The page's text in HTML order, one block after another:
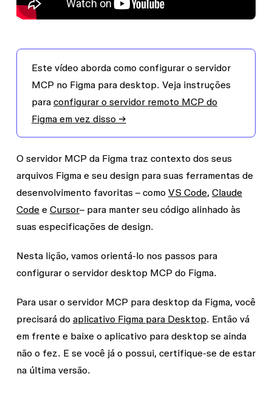
Este vídeo aborda como configurar o servidor
MCP no Figma para desktop. Veja instruções
para configurar o servidor remoto MCP do
Figma em vez disso →
O servidor MCP da Figma traz contexto dos seus
arquivos Figma e seu design para suas ferramentas de
desenvolvimento favoritas – como VS Code, Claude
Codee Cursor– para manter seu código alinhado às
suas especificações de design.
Nesta lição, vamos orientá-lo nos passos para
configurar o servidor desktop MCP do Figma.
Para usar o servidor MCP para desktop da Figma, você
precisará do aplicativo Figma para Desktop. Então vá
em frente e baixe o aplicativo para desktop se ainda
não o fez. E se você já o possui, certifique-se de estar
na última versão.